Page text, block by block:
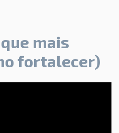
mais
fortalecer)